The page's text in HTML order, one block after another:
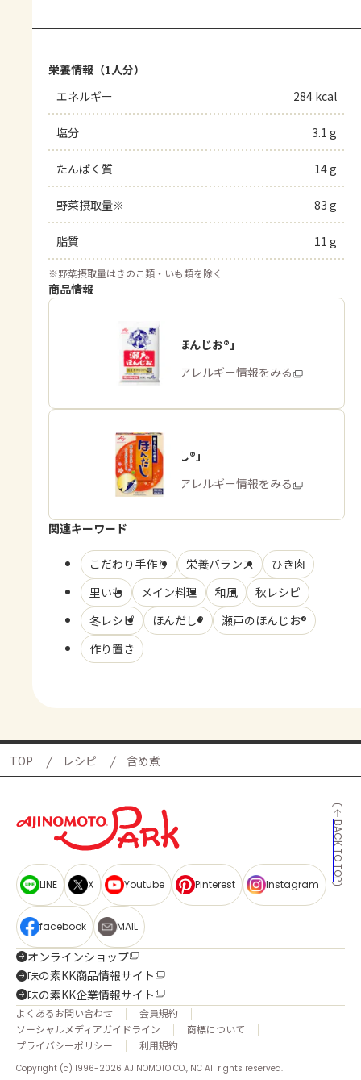
栄養情報（1人分）
エネルギー
284 kcal
塩分 3.1 g
たんぱく質 14 g
野菜摂取量※ 83 g
脂質 11 g
※野菜摂取量はきのこ類・いも類を除く
商品情報
「瀬戸のほんじお®」
商品・アレルギー情報をみる
「ほんだし®」
商品・アレルギー情報をみる
関連キーワード
こだわり手作り 栄養バランス
ひき肉
里いも
メイン料理 和風
秋レシピ
冬レシピ
ほんだし®
瀬戸のほんじお®
作り置き
TOP レシピ 含め煮
BACK TO TOP
LINE X Youtube Pinterest Instagram
facebook MAIL
オンラインショップ
味の素KK商品情報サイト
味の素KK企業情報サイト
よくあるお問い合わせ
会員規約
ソーシャルメディアガイドライン
商標について
プライバシーポリシー
利用規約
Copyright (c) 1996-2026 AJINOMOTO CO.,INC All rights reserved.